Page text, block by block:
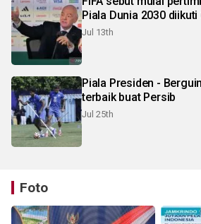
Piala Dunia 2030 diikuti
Jul 13th
Piala Presiden -
terbaik buat Persib
Jul 25th
Foto